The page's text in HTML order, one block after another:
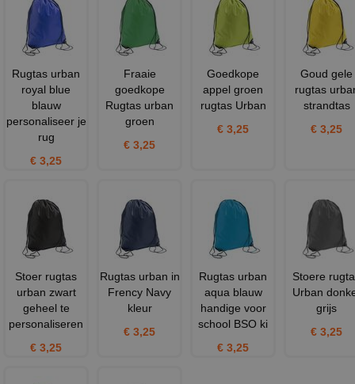
Rugtas urban
royal blue
blauw
personaliseer je
rug
€ 3,25
Fraaie
goedkope
Rugtas urban
groen
€ 3,25
Goedkope
appel groen
rugtas Urban
€ 3,25
Goud gele
rugtas
strandtas
€ 3,25
Stoer rugtas
urban zwart
geheel te
personaliseren
€ 3,25
Rugtas urban in
Frency Navy
kleur
€ 3,25
Rugtas urban
aqua blauw
handige voor
school BSO ki
€ 3,25
Stoere
Urban
grijs
€ 3,25